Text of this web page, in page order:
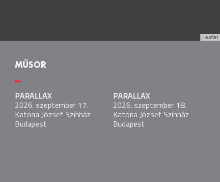
Leaflet
MŰSOR
PARALLAX
2026. szeptember 17.
Katona József Színház
Budapest
PARALLAX
2026. szeptember 17.
Katona József Színház
Budapest
PARALLAX
2026. szeptember 18.
Katona József Színház
Budapest